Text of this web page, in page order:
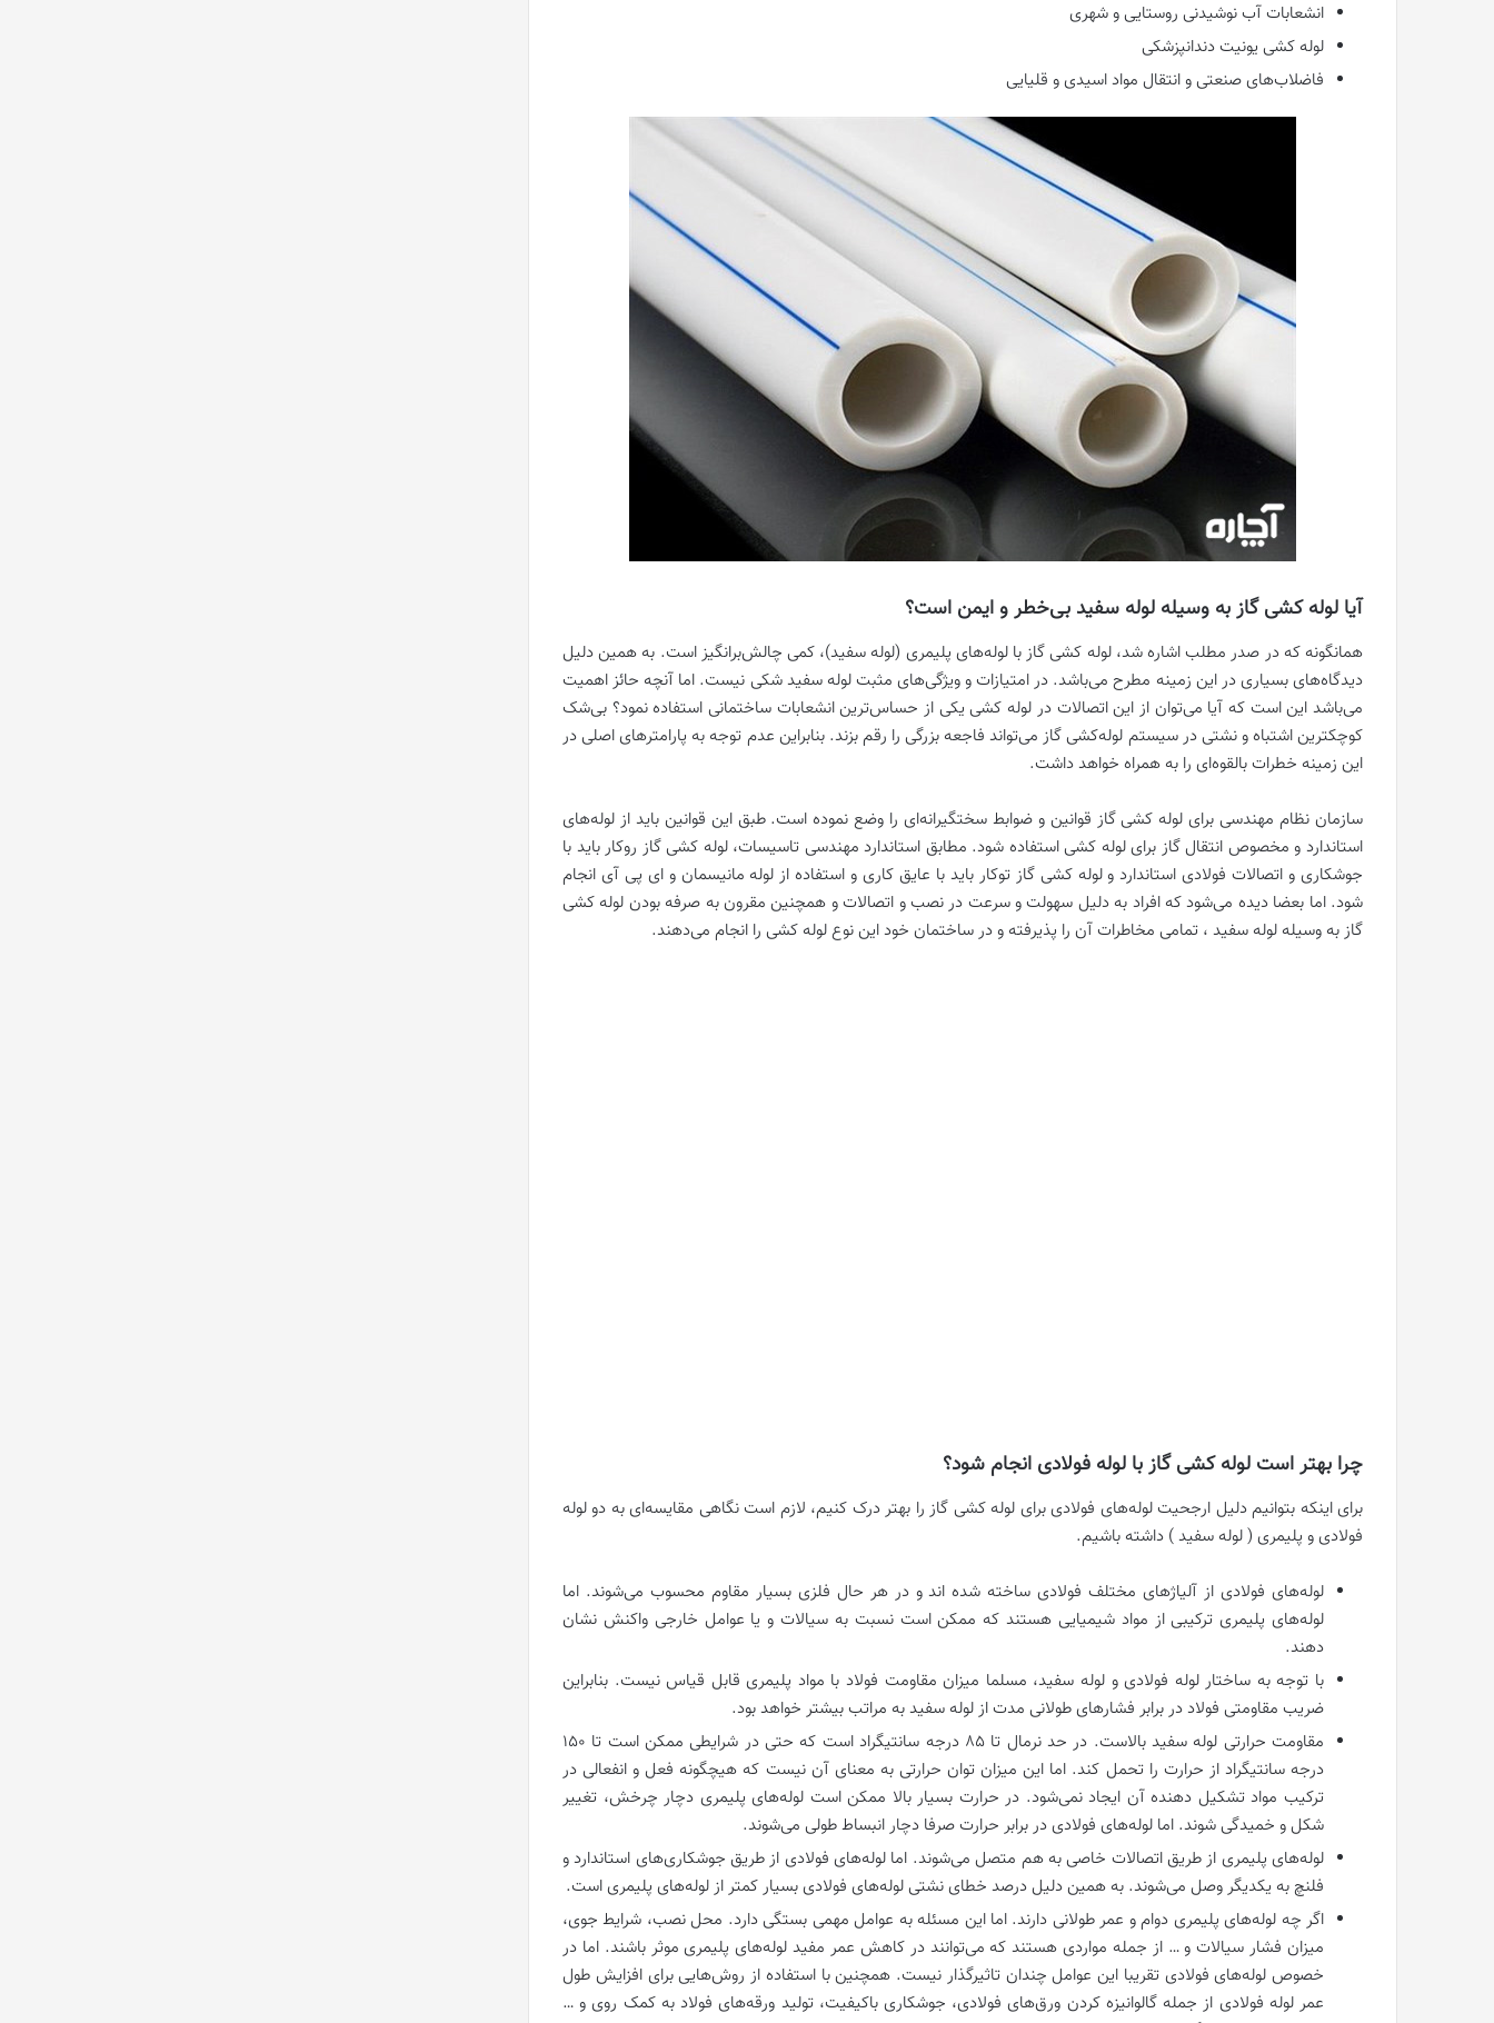
انشعابات آب نوشیدنی روستایی و شهری
لوله کشی یونیت دندانپزشکی
فاضلاب‌های صنعتی و انتقال مواد اسیدی و قلیایی
آیا لوله کشی گاز به وسیله لوله سفید بی‌خطر و ایمن است؟
همانگونه که در صدر مطلب اشاره شد، لوله کشی گاز با لوله‌های پلیمری (لوله سفید)، کمی چالش‌برانگیز است. به همین دلیل
دیدگاه‌های بسیاری در این زمینه مطرح می‌باشد. در امتیازات و ویژگی‌های مثبت لوله سفید شکی نیست. اما آنچه حائز اهمیت
می‌باشد این است که آیا می‌توان از این اتصالات در لوله کشی یکی از حساس‌ترین انشعابات ساختمانی استفاده نمود؟ بی‌شک
کوچکترین اشتباه و نشتی در سیستم لوله‌کشی گاز می‌تواند فاجعه بزرگی را رقم بزند. بنابراین عدم توجه به پارامترهای اصلی در
این زمینه خطرات بالقوه‌ای را به همراه خواهد داشت.
سازمان نظام مهندسی برای لوله کشی گاز قوانین و ضوابط سختگیرانه‌ای را وضع نموده است. طبق این قوانین باید از لوله‌های
استاندارد و مخصوص انتقال گاز برای لوله کشی استفاده شود. مطابق استاندارد مهندسی تاسیسات، لوله کشی گاز روکار باید با
جوشکاری و اتصالات فولادی استاندارد و لوله کشی گاز توکار باید با عایق کاری و استفاده از لوله مانیسمان و ای پی آی انجام
شود. اما بعضا دیده می‌شود که افراد به دلیل سهولت و سرعت در نصب و اتصالات و همچنین مقرون به صرفه بودن لوله کشی
گاز به وسیله لوله سفید ، تمامی مخاطرات آن را پذیرفته و در ساختمان خود این نوع لوله کشی را انجام می‌دهند.
چرا بهتر است لوله کشی گاز با لوله فولادی انجام شود؟
برای اینکه بتوانیم دلیل ارجحیت لوله‌های فولادی برای لوله کشی گاز را بهتر درک کنیم، لازم است نگاهی مقایسه‌ای به دو لوله
فولادی و پلیمری ( لوله سفید ) داشته باشیم.
لوله‌های فولادی از آلیاژهای مختلف فولادی ساخته شده اند و در هر حال فلزی بسیار مقاوم محسوب می‌‌شوند. اما
لوله‌های پلیمری ترکیبی از مواد شیمیایی هستند که ممکن است نسبت به سیالات و یا عوامل خارجی واکنش نشان
دهند.
با توجه به ساختار لوله‌ فولادی و لوله سفید، مسلما میزان مقاومت فولاد با مواد پلیمری قابل قیاس نیست. بنابراین
ضریب مقاومتی فولاد در برابر فشارهای طولانی مدت از لوله سفید به مراتب بیشتر خواهد بود.
مقاومت حرارتی لوله سفید بالاست. در حد نرمال تا 85 درجه سانتیگراد است که حتی در شرایطی ممکن است تا 150
درجه سانتیگراد از حرارت را تحمل کند. اما این میزان توان حرارتی به معنای آن نیست که هیچگونه فعل و انفعالی در
ترکیب مواد تشکیل دهنده آن ایجاد نمی‌شود. در حرارت بسیار بالا ممکن است لوله‌های پلیمری دچار چرخش، تغییر
شکل و خمیدگی شوند. اما لوله‌های فولادی در برابر حرارت صرفا دچار انبساط طولی می‌‌شوند.
لوله‌های پلیمری از طریق اتصالات خاصی به هم متصل می‌شوند. اما لوله‌های فولادی از طریق جوشکاری‌های استاندارد و
فلنچ به یکدیگر وصل می‌شوند. به همین دلیل درصد خطای نشتی لوله‌های فولادی بسیار کمتر از لوله‌های پلیمری است.
اگر چه لوله‌های پلیمری دوام و عمر طولانی دارند. اما این مسئله به عوامل مهمی بستگی دارد. محل نصب، شرایط جوی،
میزان فشار سیالات و … از جمله مواردی هستند که می‌توانند در کاهش عمر مفید لوله‌های پلیمری موثر باشند. اما در
خصوص لوله‌های فولادی تقریبا این عوامل چندان تاثیرگذار نیست. همچنین با استفاده از روش‌هایی برای افزایش طول
عمر لوله فولادی از جمله گالوانیزه کردن ورق‌های فولادی، جوشکاری باکیفیت، تولید ورقه‌های فولاد به کمک روی و …